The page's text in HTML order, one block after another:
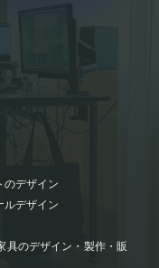
のデザイン
ルデザイン
具のデザイン・製作・販